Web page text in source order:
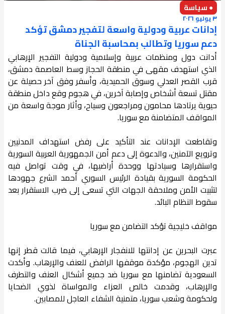
● سياسة
٣ يوليو ٢٠٢٦
إدانات عربية ودولية واسعة لتفجير دمشق تؤكد
دعم سوريا وتطالب بمحاسبة الجناة
أدانت دول ومنظمات عربية وإسلامية ودولية التفجير الإرهابي
الذي استهدف مقهى في منطقة الحجاز وسط العاصمة دمشق،
قرب القصر العدلي وسوق الحميدية، وأسفر وفق آخر حصيلة عن
مقتل تسعة أشخاص وإصابة آخرين، في هجوم وقع داخل منطقة
حيوية يرتادها محامون ومراجعون وسياح، وأثار موجة واسعة من
المواقف المتضامنة مع سوريا.
وتقاطعت الإدانات عند التأكيد على رفض استهداف المدنيين
وترويع الآمنين، والدعوة إلى دعم أمن الجمهورية العربية السورية
واستقرارها وسيادتها ووحدة أراضيها، في وقت تواصل فيه
الحكومة السورية بقيادة الرئيس السوري أحمد الشرع جهودها
لتثبيت الأمن وملاحقة الجهات التي تسعى إلى ضرب الاستقرار بعد
سقوط النظام البائد.
مواقف خليجية تؤكد التضامن مع سوريا
عبرت البحرين عن إدانتها للانفجار الإرهابي، فيما قالت قطر إنها
تدين الهجوم، مؤكدة موقفها الرافض للعنف والإرهاب. وأكدت
السعودية تضامنها مع سوريا ضد جميع أشكال العنف والتطرف
والإرهاب، وقدمت خالص العزاء والمواساة لذوي الضحايا
ولحكومة وشعب سوريا، متمنية الشفاء العاجل للمصابين.